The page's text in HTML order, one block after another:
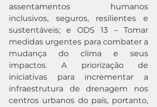
assentamentos humanos
inclusivos, seguros, resilientes e
sustentáveis; e ODS 13 – Tomar
medidas urgentes para combater a
mudança do clima e seus
impactos. A priorização de
iniciativas para incrementar a
infraestrutura de drenagem nos
centros urbanos do país, portanto,